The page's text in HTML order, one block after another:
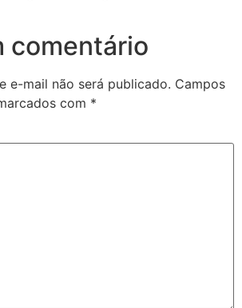
comentário
e-mail não será publicado. Campos
com *